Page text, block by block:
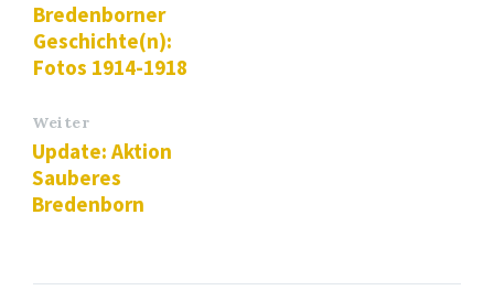
Bredenborner
Geschichte(n):
Fotos 1914-1918
Weiter
Update: Aktion
Sauberes
Bredenborn